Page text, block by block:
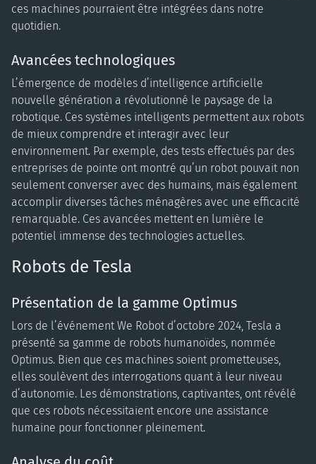
ces machines pourraient être intégrées dans notre
quotidien.
Avancées technologiques
L’émergence de modèles d’intelligence artificielle
nouvelle génération a révolutionné le paysage de la
robotique. Ces systèmes intelligents permettent aux robots
de mieux comprendre et interagir avec leur
environnement. Par exemple, des tests effectués par des
entreprises de pointe ont montré qu’un robot pouvait non
seulement converser avec des humains, mais également
accomplir diverses tâches ménagères avec une efficacité
remarquable. Ces avancées mettent en lumière le
potentiel immense des technologies actuelles.
Robots de Tesla
Présentation de la gamme Optimus
Lors de l’événement We Robot d’octobre 2024, Tesla a
présenté sa gamme de robots humanoïdes, nommée
Optimus. Bien que ces machines soient prometteuses,
elles soulèvent des interrogations quant à leur niveau
d’autonomie. Les démonstrations, captivantes, ont révélé
que ces robots nécessitaient encore une assistance
humaine pour fonctionner pleinement.